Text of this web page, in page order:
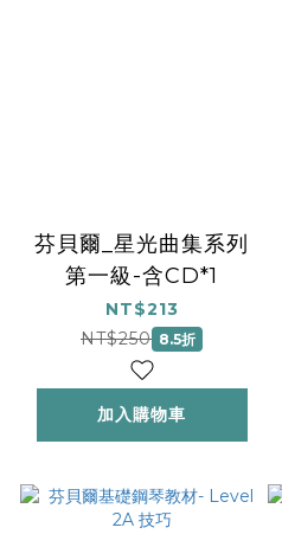
芬貝爾_星光曲集系列
第一級-含CD*1
NT$213
NT$250 8.5折
加入購物車